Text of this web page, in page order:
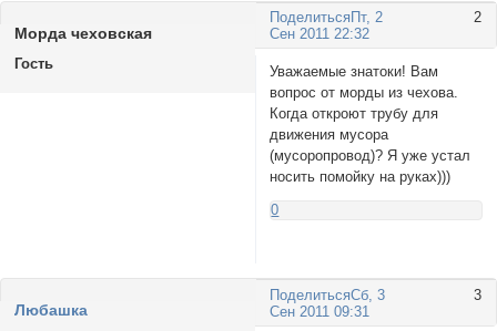
Поделиться 2
Пт, 2
Сен 2011 22:32
Морда чеховская
Гость
Уважаемые знатоки! Вам
вопрос от морды из чехова.
Когда откроют трубу для
движения мусора
(мусоропровод)? Я уже устал
носить помойку на руках)))
0
Поделиться 3
Сб, 3
Сен 2011 09:31
Любашка